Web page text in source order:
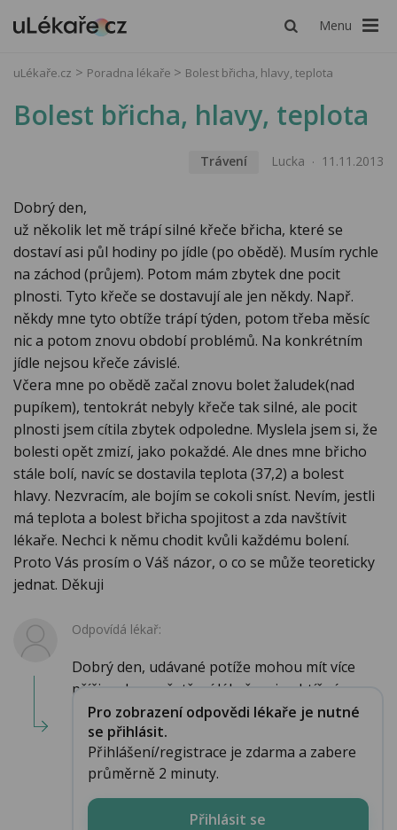
Menu
uLékaře.cz Poradna lékaře Bolest břicha, hlavy, teplota
Bolest břicha, hlavy, teplota
Trávení Lucka 11.11.2013
Dobrý den,
už několik let mě trápí silné křeče břicha, které se
dostaví asi půl hodiny po jídle (po obědě). Musím rychle
na záchod (průjem). Potom mám zbytek dne pocit
plnosti. Tyto křeče se dostavují ale jen někdy. Např.
někdy mne tyto obtíže trápí týden, potom třeba měsíc
nic a potom znovu období problémů. Na konkrétním
jídle nejsou křeče závislé.
Včera mne po obědě začal znovu bolet žaludek(nad
pupíkem), tentokrát nebyly křeče tak silné, ale pocit
plnosti jsem cítila zbytek odpoledne. Myslela jsem si, že
bolesti opět zmizí, jako pokaždé. Ale dnes mne břicho
stále bolí, navíc se dostavila teplota (37,2) a bolest
hlavy. Nezvracím, ale bojím se cokoli sníst. Nevím, jestli
má teplota a bolest břicha spojitost a zda navštívit
lékaře. Nechci k němu chodit kvůli každému bolení.
Proto Vás prosím o Váš názor, o co se může teoreticky
jednat. Děkuji
Odpovídá lékař:
Dobrý den, udávané potíže mohou mít více
příčin a bez vyšetření lékařem je obtížné...
Pro zobrazení odpovědi lékaře je nutné
se přihlásit.
Přihlášení/registrace je zdarma a zabere
průměrně 2 minuty.
Přihlásit se